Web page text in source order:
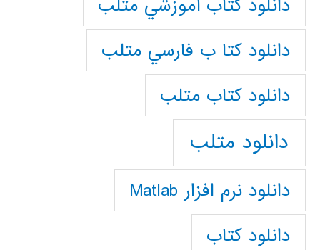
دانلود كتاب آموزشي متلب
دانلود كتا ب فارسي متلب
دانلود كتاب متلب
دانلود متلب
دانلود نرم افزار Matlab
دانلود کتاب